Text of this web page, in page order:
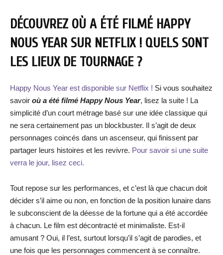
DÉCOUVREZ OÙ A ÉTÉ FILMÉ HAPPY
NOUS YEAR SUR NETFLIX ! QUELS SONT
LES LIEUX DE TOURNAGE ?
Happy Nous Year est disponible sur Netflix ! Si vous souhaitez
savoir où a été filmé Happy Nous Year, lisez la suite ! La
simplicité d’un court métrage basé sur une idée classique qui
ne sera certainement pas un blockbuster. Il s’agit de deux
personnages coincés dans un ascenseur, qui finissent par
partager leurs histoires et les revivre. Pour savoir si une suite
verra le jour, lisez ceci.
Tout repose sur les performances, et c’est là que chacun doit
décider s’il aime ou non, en fonction de la position lunaire dans
le subconscient de la déesse de la fortune qui a été accordée
à chacun. Le film est décontracté et minimaliste. Est-il
amusant ? Oui, il l’est, surtout lorsqu’il s’agit de parodies, et
une fois que les personnages commencent à se connaître.